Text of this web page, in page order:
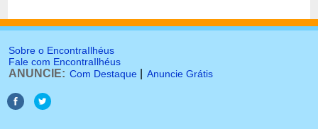
Sobre o EncontraIlhéus
Fale com EncontraIlhéus
ANUNCIE: Com Destaque Anuncie Grátis